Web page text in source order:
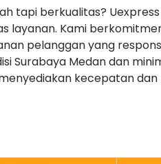
tapi berkualitas?
layanan. Kami
pelanggan yang
Surabaya Medan dan
kecepatan